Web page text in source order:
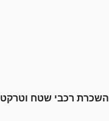
השכרת רכבי שטח